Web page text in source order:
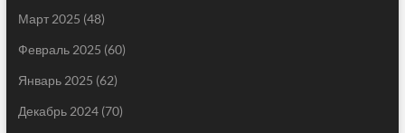
Март 2025 (48)
Февраль 2025 (60)
Январь 2025 (62)
Декабрь 2024(70)